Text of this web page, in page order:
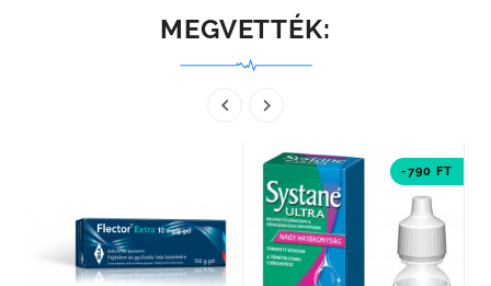
MEGVETTÉK:
 
-790 FT